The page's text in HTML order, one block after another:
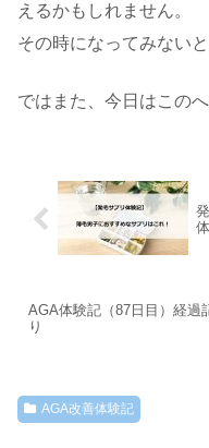
えるかもしれません。
その時になってみない
ではまた、今日はこのへ
AGA体験記（87日目）経過
り
AGA改善体験記